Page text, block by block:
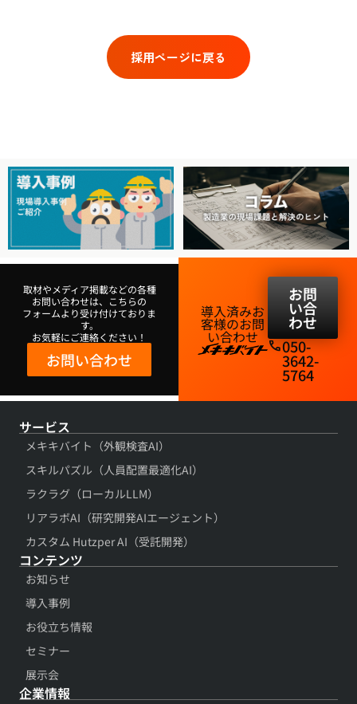
採用ページに戻る
取材やメディア掲載などの各種
お問い合わせは、こちらの
フォームより受け付けておりま
す。
お気軽にご連絡ください！
お問い合わせ
導入済みお
客様のお問
い合わせ​
お問
い合
わせ
phone050-
3642-
5764​
サービス
メキキバイト（外観検査AI）
スキルパズル（人員配置最適化AI）
ラクラグ（ローカルLLM）
リアラボAI（研究開発AIエージェント）
カスタム Hutzper AI（受託開発）
コンテンツ​
お知らせ
導入事例​
お役立ち情報​
セミナー
展示会​
企業情報